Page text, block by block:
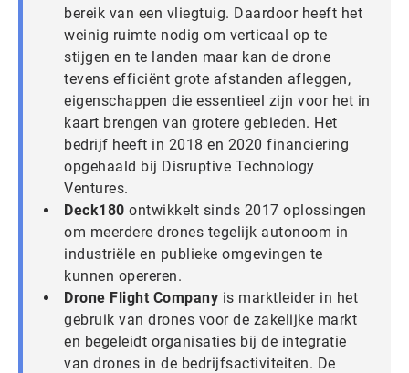
bereik van een vliegtuig. Daardoor heeft het
weinig ruimte nodig om verticaal op te
stijgen en te landen maar kan de drone
tevens efficiënt grote afstanden afleggen,
eigenschappen die essentieel zijn voor het in
kaart brengen van grotere gebieden. Het
bedrijf heeft in 2018 en 2020 financiering
opgehaald bij Disruptive Technology
Ventures.
Deck180 ontwikkelt sinds 2017 oplossingen
om meerdere drones tegelijk autonoom in
industriële en publieke omgevingen te
kunnen opereren.
Drone Flight Company is marktleider in het
gebruik van drones voor de zakelijke markt
en begeleidt organisaties bij de integratie
van drones in de bedrijfsactiviteiten. De